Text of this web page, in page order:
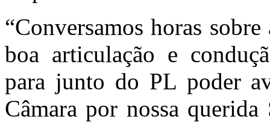
“Conversamos horas
boa articulação e
para junto do PL poder
Câmara por nossa